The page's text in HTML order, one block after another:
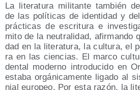
La lite­ra­tu­ra mili­tan­te tam­bién
de las polí­ti­cas de iden­ti­dad y
prác­ti­cas de escri­tu­ra e
mito de la neu­tra­li­dad, afir­man­do
dad en la lite­ra­tu­ra, la cul­tu­ra, el
ra en las cien­cias. El mar­co
den­tal moderno intro­du­ci­do en
esta­ba orgá­ni­ca­men­te liga­do al
nial euro­peo. Por esta razón, la